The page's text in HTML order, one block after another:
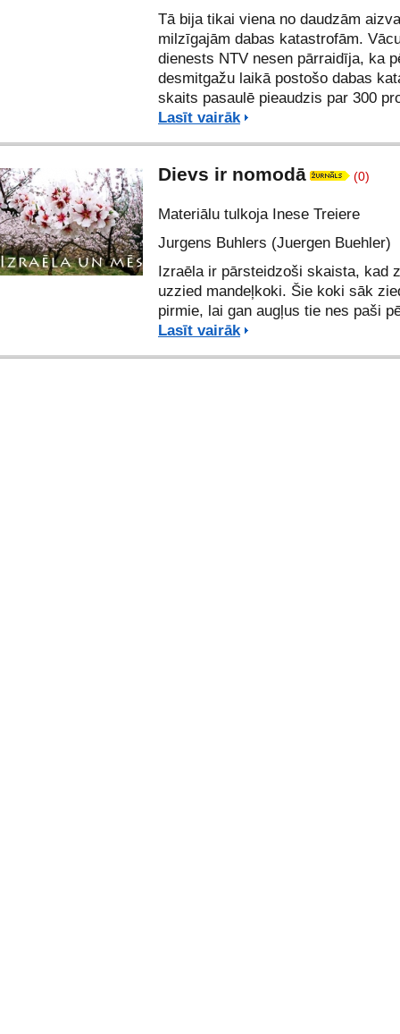
Tā bija tikai viena no daudzām
milzīgajām dabas katastrofām.
dienests NTV nesen pārraidīja, ka
desmitgažu laikā postošo dabas
skaits pasaulē pieaudzis par 300
Lasīt vairāk
Dievs ir nomodā (0)
Materiālu tulkoja Inese Treiere
Jurgens Buhlers (Juergen Buehler)
Izraēla ir pārsteidzoši skaista, kad
uzzied mandeļkoki. Šie koki sāk
pirmie, lai gan augļus tie nes paši
Lasīt vairāk